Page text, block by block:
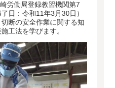
労働局登録教習機関第7
日：令和11年3月30日）
断の安全作業に関する知
工法を学びます。